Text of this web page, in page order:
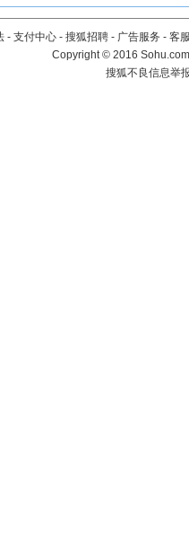
- 支付中心 - 搜狐招聘 - 广告服务 - 客
Copyright©2016
搜狐不良信息举